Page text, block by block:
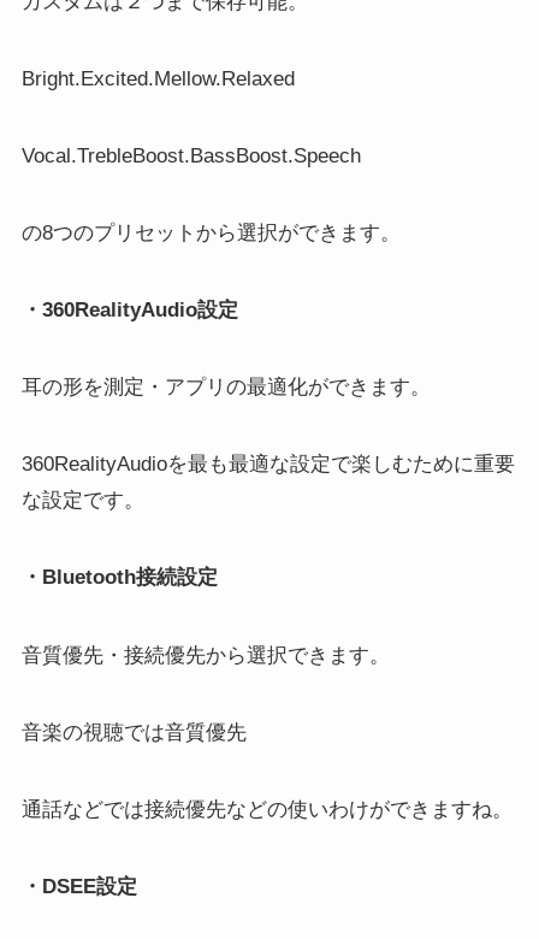
Bright.Excited.Mellow.Relaxed
Vocal.TrebleBoost.BassBoost.Speech
の8つのプリセットから選択ができます。
・360RealityAudio設定
耳の形を測定・アプリの最適化ができます。
360RealityAudioを最も最適な設定で楽しむために重要
な設定です。
・Bluetooth接続設定
音質優先・接続優先から選択できます。
音楽の視聴では音質優先
通話などでは接続優先などの使いわけができますね。
・DSEE設定